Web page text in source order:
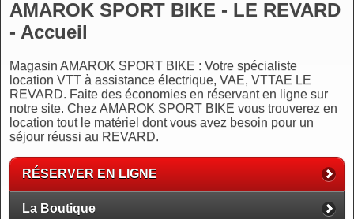
AMAROK SPORT BIKE - LE REVARD
- Accueil
Magasin AMAROK SPORT BIKE : Votre spécialiste
location VTT à assistance électrique, VAE, VTTAE LE
REVARD. Faite des économies en réservant en ligne sur
notre site. Chez AMAROK SPORT BIKE vous trouverez en
location tout le matériel dont vous avez besoin pour un
séjour réussi au REVARD.
RÉSERVER EN LIGNE
La Boutique